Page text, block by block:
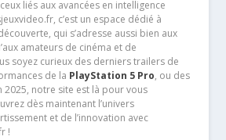
liés aux avancées en intelligence
c’est un espace dédié à
qui s’adresse aussi bien aux
amateurs de cinéma et de
soyez curieux des derniers trailers de
de la PlayStation 5 Pro, ou des
2025, notre site est là pour vous
dès maintenant l’univers
et de l’innovation avec
!